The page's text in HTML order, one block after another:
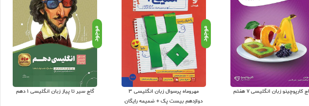
کتابهای کمک آموزشی و نماینده مستقیم ناشران معتبر کمک آموزشی با بیش از 11000 عنوان کتاب و سابقه 15 ساله در امر توزیع کتاب، علاوه بر ارسال سفارشات شما روی هر خرید یک هدیه رایگان به شما تقدیم
داده و درب منزل دریافت نمایید. برای اطلاع از شرایط ویژه تخفیف و جشنواره های عشق کتاب اینستاگرام عشق کتاب را
کارپوچینو زبان انگلیسی 7 هفتم
موجود
مهروماه پرسوال زبان انگلیسی 3
دوازدهم بیست پک + ضمیمه رایگان
موجود
گاج سیر تا پیاز زبان انگلیسی 1 دهم